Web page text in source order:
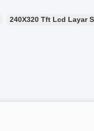
240X320 Tft Lcd Layar